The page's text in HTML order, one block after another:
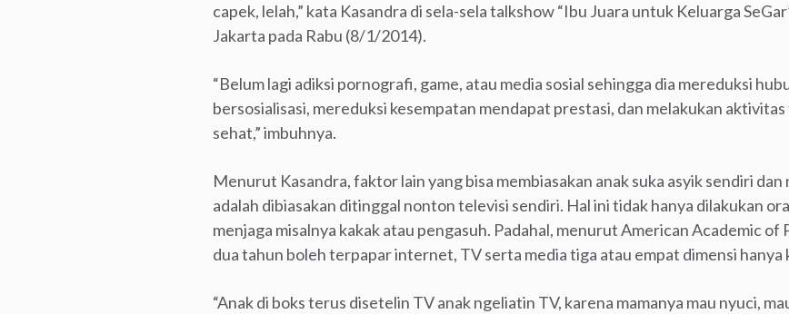
capek, lelah,” kata Kasandra di sela-sela talkshow “Ibu Juara untuk Keluarga
Jakarta pada Rabu (8/1/2014).
“Belum lagi adiksi pornografi, game, atau media sosial sehingga dia mereduksi
bersosialisasi, mereduksi kesempatan mendapat prestasi, dan melakukan
sehat,” imbuhnya.
Menurut Kasandra, faktor lain yang bisa membiasakan anak suka asyik sendiri
adalah dibiasakan ditinggal nonton televisi sendiri. Hal ini tidak hanya dilakukan
menjaga misalnya kakak atau pengasuh. Padahal, menurut American Academic of
dua tahun boleh terpapar internet, TV serta media tiga atau empat dimensi hanya
“Anak di boks terus disetelin TV anak ngeliatin TV, karena mamanya mau nyuci,